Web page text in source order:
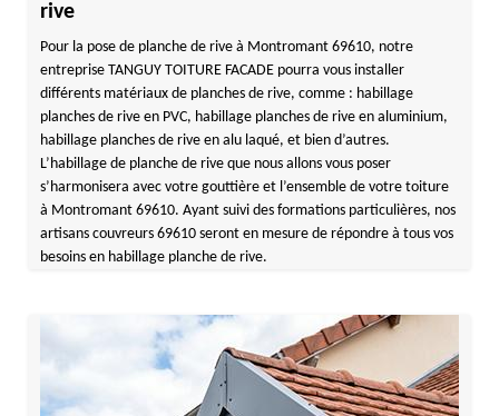
rive
Pour la pose de planche de rive à Montromant 69610, notre
entreprise TANGUY TOITURE FACADE pourra vous installer
différents matériaux de planches de rive, comme : habillage
planches de rive en PVC, habillage planches de rive en aluminium,
habillage planches de rive en alu laqué, et bien d’autres.
L’habillage de planche de rive que nous allons vous poser
s’harmonisera avec votre gouttière et l’ensemble de votre toiture
à Montromant 69610. Ayant suivi des formations particulières, nos
artisans couvreurs 69610 seront en mesure de répondre à tous vos
besoins en habillage planche de rive.